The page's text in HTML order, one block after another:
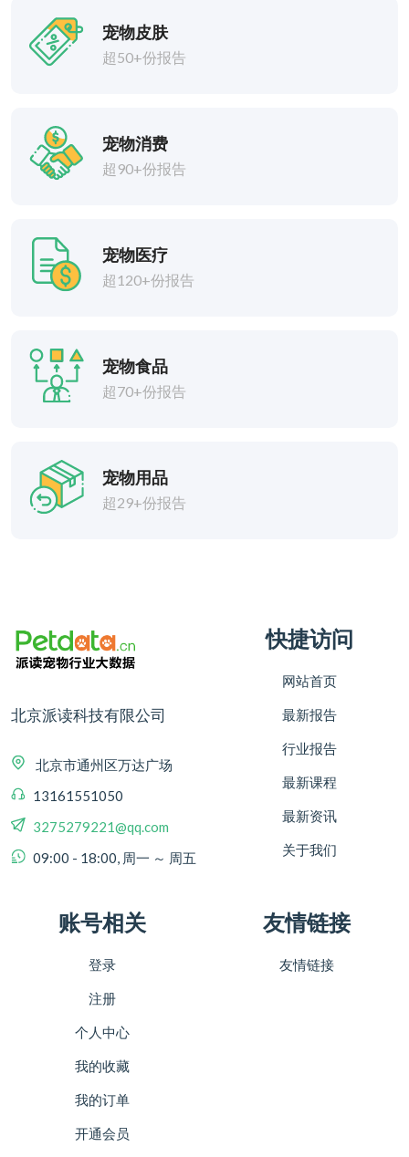
宠物皮肤
超50+份报告
宠物消费
超90+份报告
宠物医疗
超120+份报告
宠物食品
超70+份报告
宠物用品
超29+份报告
北京派读科技有限公司
北京市通州区万达广场
13161551050
3275279221@qq.com
09:00 - 18:00, 周一 ～ 周五
快捷访问
网站首页
最新报告
行业报告
最新课程
最新资讯
关于我们
账号相关
登录
注册
个人中心
我的收藏
我的订单
开通会员
友情链接
友情链接